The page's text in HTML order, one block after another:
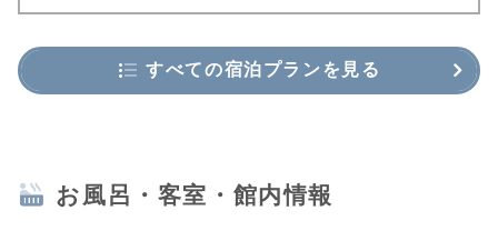
すべての宿泊プランを見る
お風呂・客室・館内情報